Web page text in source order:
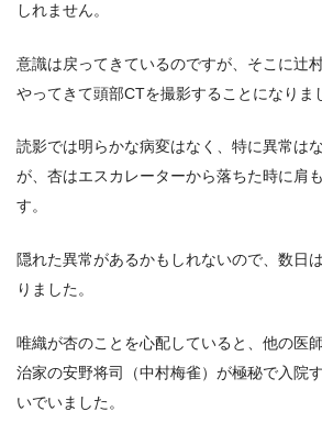
しれません。
意識は戻ってきているのですが、そこに辻
やってきて頭部CTを撮影することになりま
読影では明らかな病変はなく、特に異常は
が、杏はエスカレーターから落ちた時に肩
す。
隠れた異常があるかもしれないので、数日
りました。
唯織が杏のことを心配していると、他の医
治家の安野将司（中村梅雀）が極秘で入院
いでいました。